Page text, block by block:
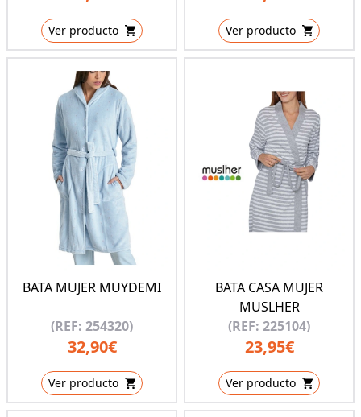
Ver producto Ver producto
BATA MUJER MUYDEMI
(REF: 254320)
32,90€
Ver producto
BATA CASA MUJER
MUSLHER
(REF: 225104)
23,95€
Ver producto